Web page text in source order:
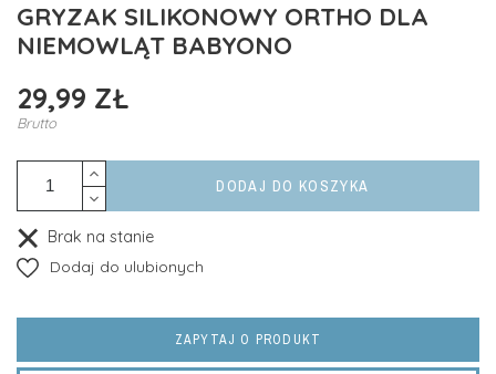
GRYZAK SILIKONOWY ORTHO DLA
NIEMOWLĄT BABYONO
29,99 ZŁ
Brutto
DODAJ DO KOSZYKA
Brak na stanie
Dodaj do ulubionych
ZAPYTAJ O PRODUKT